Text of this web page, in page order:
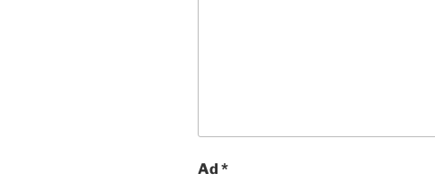
Ad *